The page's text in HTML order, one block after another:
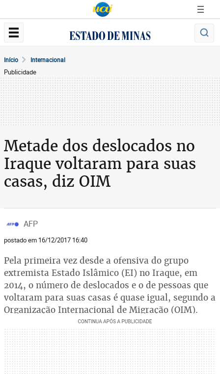
Início Internacional
Publicidade
Metade dos deslocados no
Iraque voltaram para suas
casas, diz OIM
AFP
postado em 16/12/2017 16:40
Pela primeira vez desde a ofensiva do grupo
extremista Estado Islâmico (EI) no Iraque, em
2014, o número de deslocados e o de pessoas que
voltaram para suas casas é quase igual, segundo a
Organização Internacional de Migração (OIM).